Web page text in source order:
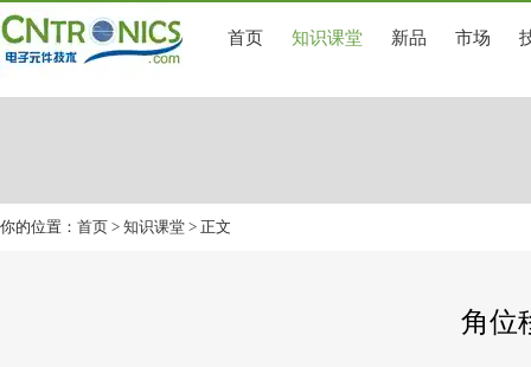
首页 知识课堂 新品 市场
你的位置： 首页 > 知识课堂 > 正文
角位